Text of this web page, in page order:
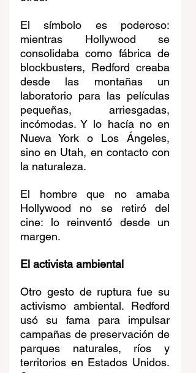
El símbolo es poderoso:
mientras Hollywood se
consolidaba como fábrica de
blockbusters, Redford creaba
desde las montañas un
laboratorio para las películas
pequeñas, arriesgadas,
incómodas. Y lo hacía no en
Nueva York o Los Ángeles,
sino en Utah, en contacto con
la naturaleza.
El hombre que no amaba
Hollywood no se retiró del
cine: lo reinventó desde un
margen.
El activista ambiental
Otro gesto de ruptura fue su
activismo ambiental. Redford
usó su fama para impulsar
campañas de preservación de
parques naturales, ríos y
territorios en Estados Unidos.